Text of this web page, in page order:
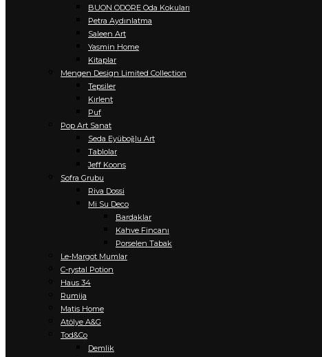
BUON ODORE Oda Kokuları
Petra Aydınlatma
Saleen Art
Yasmin Home
Kitaplar
Mengen Design Limited Collection
Tepsiler
Kırlent
Puf
Pop Art Sanat
Seda Eyüboğlu Art
Tablolar
Jeff Koons
Sofra Grubu
Riva Dossi
Mi Su Deco
Bardaklar
Kahve Fincanı
Porselen Tabak
Le-Margot Mumlar
C-rystal Potion
Haus 34
Rumija
Matis Home
Atölye A&G
Tod&Co
Demlik